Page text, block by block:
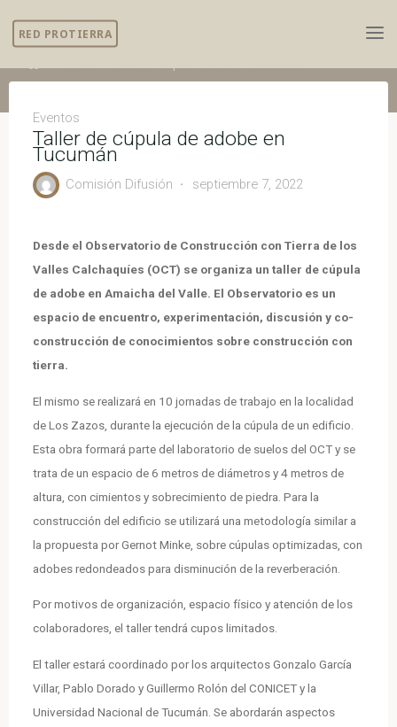
RED PROTIERRA
Eventos
Taller de cúpula de adobe en
Tucumán
Comisión Difusión septiembre 7, 2022
Desde el Observatorio de Construcción con Tierra de los
Valles Calchaquíes (OCT) se organiza un taller de cúpula
de adobe en Amaicha del Valle. El Observatorio es un
espacio de encuentro, experimentación, discusión y co-
construcción de conocimientos sobre construcción con
tierra.
El mismo se realizará en 10 jornadas de trabajo en la localidad
de Los Zazos, durante la ejecución de la cúpula de un edificio.
Esta obra formará parte del laboratorio de suelos del OCT y se
trata de un espacio de 6 metros de diámetros y 4 metros de
altura, con cimientos y sobrecimiento de piedra. Para la
construcción del edificio se utilizará una metodología similar a
la propuesta por Gernot Minke, sobre cúpulas optimizadas, con
adobes redondeados para disminución de la reverberación.
Por motivos de organización, espacio físico y atención de los
colaboradores, el taller tendrá cupos limitados.
El taller estará coordinado por los arquitectos Gonzalo García
Villar, Pablo Dorado y Guillermo Rolón del CONICET y la
Universidad Nacional de Tucumán. Se abordarán aspectos